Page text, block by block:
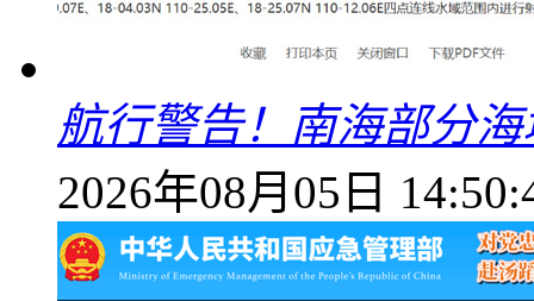
航行警告！南海部分
2026年08月05日